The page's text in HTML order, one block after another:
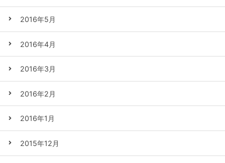
2016年5月
2016年4月
2016年3月
2016年2月
2016年1月
2015年12月